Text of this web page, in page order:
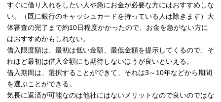
すぐに借り入れをしたい人や急にお金が必要な方にはおすすめしな
い。（既に銀行のキャッシュカードを持っている人は除きます）大
体審査の完了まで約10日程度かかったので、お金を急がない方に
はおすすめかもしれない。
借入限度額は、最初は低い金額、最低金額を提示してくるので、そ
れほど最初は借入金額にも期待しないほうが良いといえる。
借入期間は、選択することができて、それは3～10年などから期間
を選ぶことができる。
気長に返済が可能なのは他社にはないメリットなので良いのではな